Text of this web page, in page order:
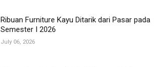
Ribuan Furniture Kayu Ditarik dari Pasar pada
Semester I 2026
July 06, 2026